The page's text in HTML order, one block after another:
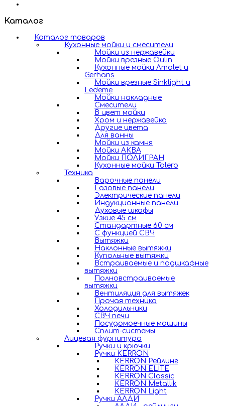
Каталог
Каталог товаров
Кухонные мойки и смесители
Мойки из нержавейки
Мойки врезные Oulin
Кухонные мойки Amalet и
Gerhans
Мойки врезные Sinklight и
Ledeme
Мойки накладные
Смесители
В цвет мойки
Хром и нержавейка
Другие цвета
Для ванны
Мойки из камня
Мойки АКВА
Мойки ПОЛИГРАН
Кухонные мойки Tolero
Техника
Варочные панели
Газовые панели
Электрические панели
Индукционные панели
Духовые шкафы
Узкие 45 см
Стандартные 60 см
С функцией СВЧ
Вытяжки
Наклонные вытяжки
Купольные вытяжки
Встраиваемые и подшкафные
вытяжки
Полновстраиваемые
вытяжки
Вентиляция для вытяжек
Прочая техника
Холодильники
СВЧ печи
Посудомоечные машины
Сплит-системы
Лицевая фурнитура
Ручки и крючки
Ручки KERRON
KERRON Рейлинг
KERRON ELITE
KERRON Classic
KERRON Metallik
KERRON Light
Ручки АЛДИ